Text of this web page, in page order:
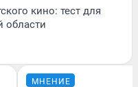
кино: тест для
области
МНЕНИЕ